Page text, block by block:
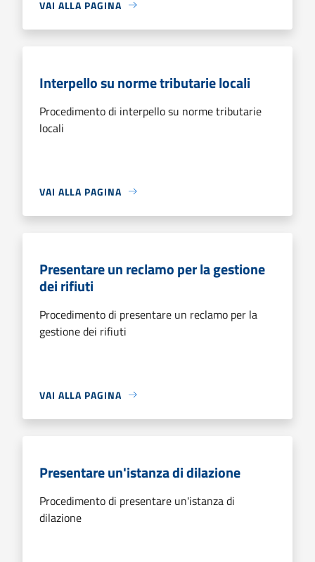
VAI ALLA PAGINA
Interpello su norme tributarie locali
Procedimento di interpello su norme tributarie
locali
VAI ALLA PAGINA
Presentare un reclamo per la gestione
dei rifiuti
Procedimento di presentare un reclamo per la
gestione dei rifiuti
VAI ALLA PAGINA
Presentare un'istanza di dilazione
Procedimento di presentare un'istanza di
dilazione